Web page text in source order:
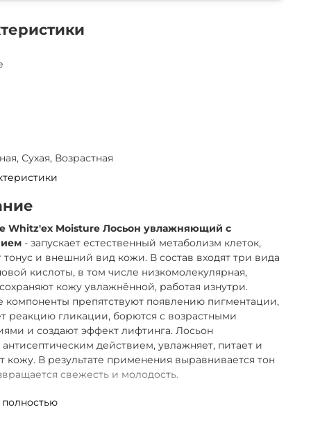
Сухая, Возрастная
Whitz'ex Moisture Лосьон увлажняющий с
- запускает естественный метаболизм клеток,
тонус и внешний вид кожи. В состав входят три вида
кислоты, в том числе низкомолекулярная,
кожу увлажнённой, работая изнутри.
компоненты препятствуют появлению пигментации,
реакцию гликации, борются с возрастными
и создают эффект лифтинга. Лосьон
антисептическим действием, увлажняет, питает и
кожу. В результате применения выравнивается тон
свежесть и молодость.
Dure White'Ех
полностью